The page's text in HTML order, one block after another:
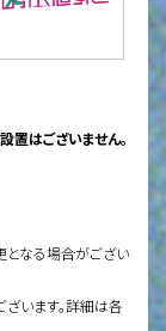
置はございません。
となる場合がござい
います。詳細は各